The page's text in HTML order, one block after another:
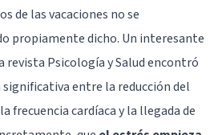
de las vacaciones no se
propiamente dicho. Un interesante
revista Psicología y Salud encontró
significativa entre la reducción del
frecuencia cardíaca y la llegada de